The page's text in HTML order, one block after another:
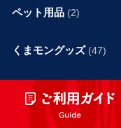
ペット用品 (2)
くまモングッズ (47)